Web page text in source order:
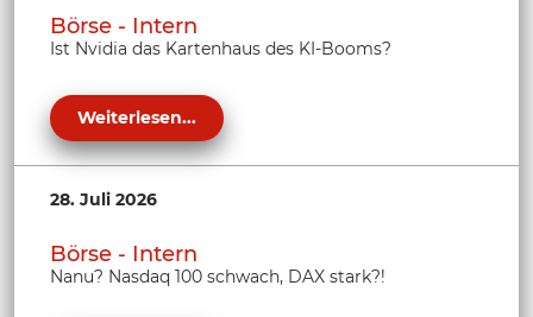
Börse - Intern
Ist Nvidia das Kartenhaus des KI-Booms?
Weiterlesen...
28. Juli 2026
Börse - Intern
Nanu? Nasdaq 100 schwach, DAX stark?!